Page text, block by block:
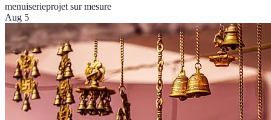
menuiserieprojet sur mesure
Aug 5